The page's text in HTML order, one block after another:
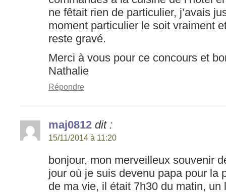
ne fêtait rien de particulier, j’avais
moment particulier le soit vraiment
reste gravé.
Merci à vous pour ce concours et
Nathalie
Répondre
maj0812 dit :
15/11/2014 à 11:20
bonjour, mon merveilleux souvenir
jour où je suis devenu papa pour la
de ma vie, il était 7h30 du matin, un